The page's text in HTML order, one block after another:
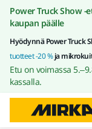
Power Truck Show -
kaupan päälle
Hyödynnä Power Truck
tuotteet -20 %ja
Etu on voimassa
kassalla.